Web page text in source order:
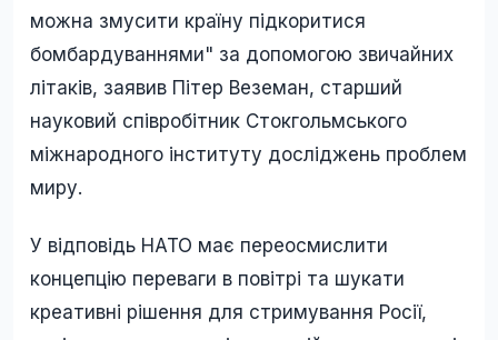
можна змусити країну підкоритися
бомбардуваннями" за допомогою звичайних
літаків, заявив Пітер Веземан, старший
науковий співробітник Стокгольмського
міжнародного інституту досліджень проблем
миру.
У відповідь НАТО має переосмислити
концепцію переваги в повітрі та шукати
креативні рішення для стримування Росії,